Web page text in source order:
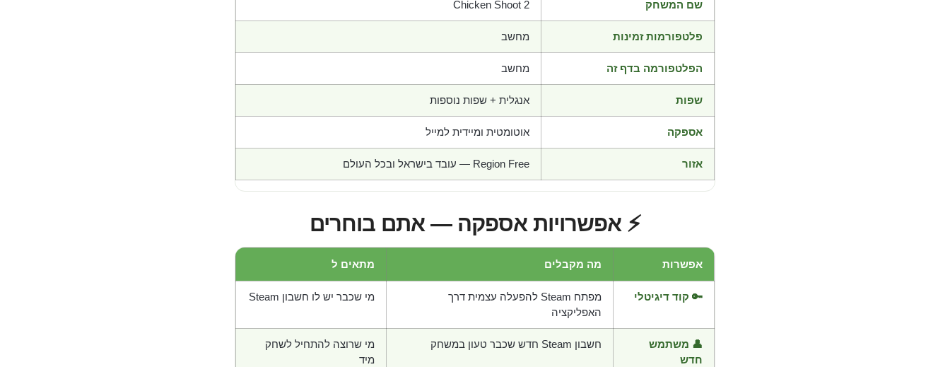
שם המשחק Chicken Shoot 2
פלטפורמות זמינות מחשב
הפלטפורמה בדף זה מחשב
שפות אנגלית + שפות נוספות
אספקה אוטומטית ומיידית למייל
אזור Region Free — עובד בישראל ובכל העולם
⚡ אפשרויות אספקה — אתם בוחרים
אפשרות מה מקבלים מתאים ל
🔑 קוד דיגיטלי
מפתח Steam להפעלה עצמית דרך
האפליקציה
מי שכבר יש לו חשבון Steam
👤 משתמש
חדש
חשבון Steam חדש שכבר טעון במשחק
מי שרוצה להתחיל לשחק
מיד